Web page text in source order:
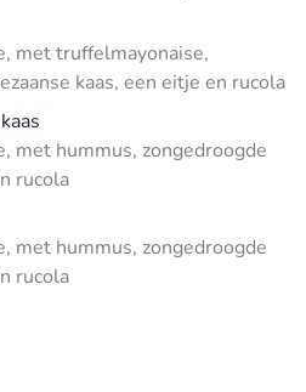
met truffelmayonaise,
kaas, een eitje en rucola
met hummus, zongedroogde
rucola
met hummus, zongedroogde
rucola